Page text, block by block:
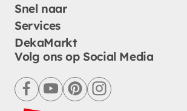
Snel naar
Services
DekaMarkt
Volg ons op Social Media
facebookyoutubepinterestinstagram